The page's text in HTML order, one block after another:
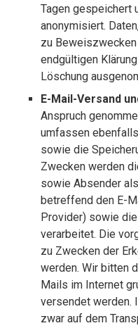
Tagen gespeichert
anonymisiert.
zu
endgültigen
Löschung
E-Mail-Versand
Anspruch
umfassen
sowie die
Zwecken werden
sowie Absender
betreffend den E-
Provider) sowie
verarbeitet. Die
zu Zwecken der
werden. Wir bitten
Mails im Internet
versendet werden.
zwar auf dem